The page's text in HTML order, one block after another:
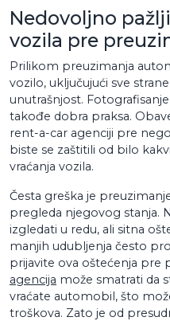
Nedovoljno
vozila pre
Prilikom preuzimanja
vozilo, uključujući sve
unutrašnjost.
takođe dobra praksa.
rent-a-car agenciji pre
biste se zaštitili od bilo
vraćanja vozila.
Česta greška je
pregleda njegovog stanja.
izgledati u redu, ali sitna
manjih udubljenja često
prijavite ova oštećenja pre
agencija može smatrati da
vraćate automobil, što
troškova. Zato je od